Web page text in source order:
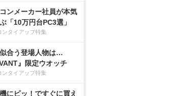
ンメーカー社員が本気
「10万円台PC3選」
ンタイアップ特集
合う登場人物は…
』限定ウオッチ
ンタイアップ特集
にピッ！ですぐに買え